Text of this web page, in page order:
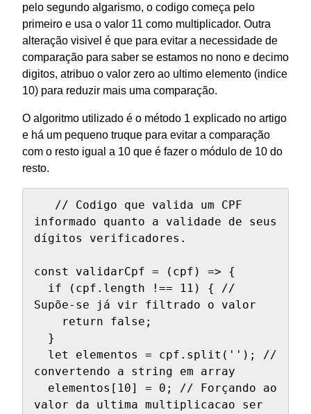
pelo segundo algarismo, o codigo começa pelo
primeiro e usa o valor 11 como multiplicador. Outra
alteração visivel é que para evitar a necessidade de
comparação para saber se estamos no nono e decimo
digitos, atribuo o valor zero ao ultimo elemento (indice
10) para reduzir mais uma comparação.
O algoritmo utilizado é o método 1 explicado no artigo
e há um pequeno truque para evitar a comparação
com o resto igual a 10 que é fazer o módulo de 10 do
resto.
informado quanto a validade de seus
dígitos verificadores.
const validarCpf = (cpf) => {
Supõe-se já vir filtrado o valor
convertendo a string em array
valor da ultima multiplicacao ser